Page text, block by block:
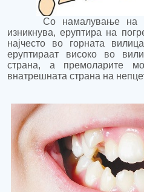
Со намалување на
изникнува, еруптира на
најчесто во горната
еруптираат високо во
страна, а премоларите
внатрешната страна на